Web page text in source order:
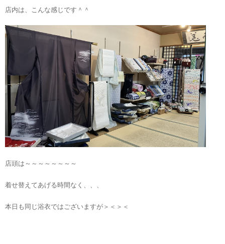
店内は、こんな感じです＾＾
店頭は～～～～～～～～
着せ替えてあげる時間なく、、、
本日も同じ浴衣ではございますが＞＜＞＜